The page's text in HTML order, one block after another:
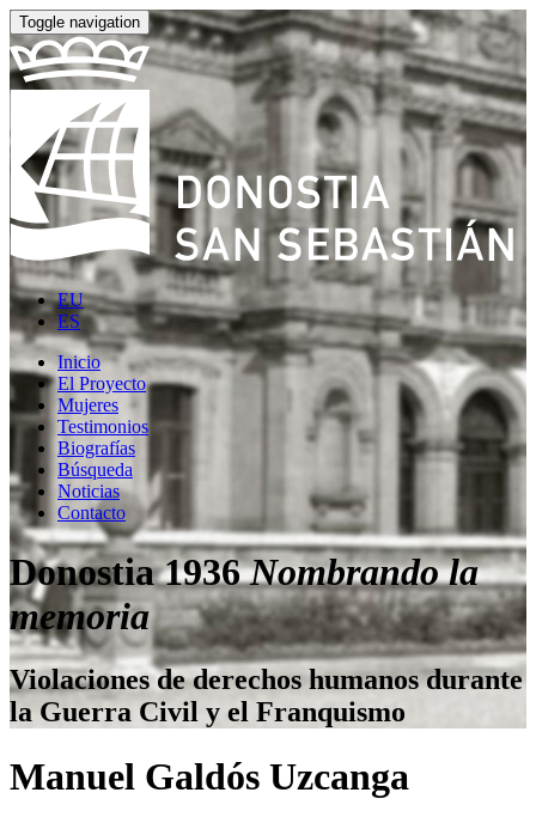
Toggle navigation
EU
ES
Inicio
El Proyecto
Mujeres
Testimonios
Biografías
Búsqueda
Noticias
Contacto
Donostia 1936Nombrando la
memoria
Violaciones de derechos humanos durante
la Guerra Civil y el Franquismo
Manuel Galdós Uzcanga